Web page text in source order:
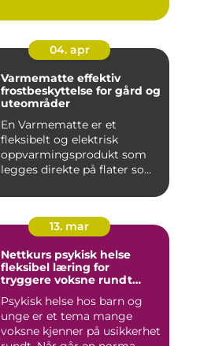
04. apr
Varmematte effektiv
frostbeskyttelse for gård og
uteområder
En Varmematte er et
fleksibelt og elektrisk
oppvarmingsprodukt som
legges direkte på flater som
13. mar
Nettkurs psykisk helse
fleksibel læring for
tryggere voksne rundt
Psykisk helse hos barn og
unge er et tema mange
voksne kjenner på usikkerhet